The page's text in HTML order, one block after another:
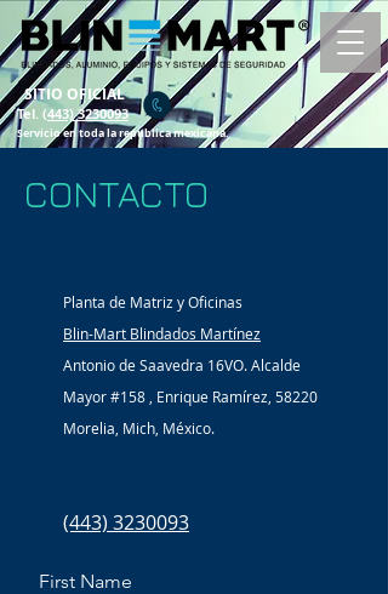
SITIO OFICIAL
Tel. (443) 3230093
Servicio en toda la republica mexicana.
CONTACTO
Planta de Matriz y Oficinas
Blin-Mart Blindados Martínez
Antonio de Saavedra 16VO. Alcalde
Mayor #158 , Enrique Ramírez, 58220
Morelia, Mich, México.
(443) 3230093
First Name